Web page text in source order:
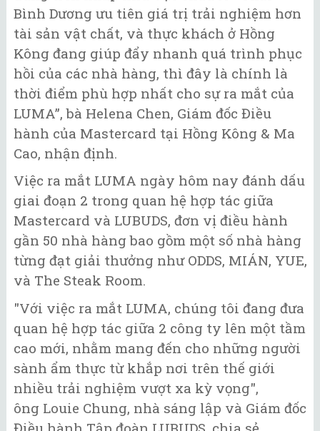
Bình Dương ưu tiên giá trị trải nghiệm hơn
tài sản vật chất, và thực khách ở Hồng
Kông đang giúp đẩy nhanh quá trình phục
hồi của các nhà hàng, thì đây là chính là
thời điểm phù hợp nhất cho sự ra mắt của
LUMA”, bà Helena Chen, Giám đốc Điều
hành của Mastercard tại Hồng Kông & Ma
Cao, nhận định.
Việc ra mắt LUMA ngày hôm nay đánh dấu
giai đoạn 2 trong quan hệ hợp tác giữa
Mastercard và LUBUDS, đơn vị điều hành
gần 50 nhà hàng bao gồm một số nhà hàng
từng đạt giải thưởng như ODDS, MIÁN, YUE,
và The Steak Room.
"Với việc ra mắt LUMA, chúng tôi đang đưa
quan hệ hợp tác giữa 2 công ty lên một tầm
cao mới, nhằm mang đến cho những người
sành ẩm thực từ khắp nơi trên thế giới
nhiều trải nghiệm vượt xa kỳ vọng",
ông Louie Chung, nhà sáng lập và Giám đốc